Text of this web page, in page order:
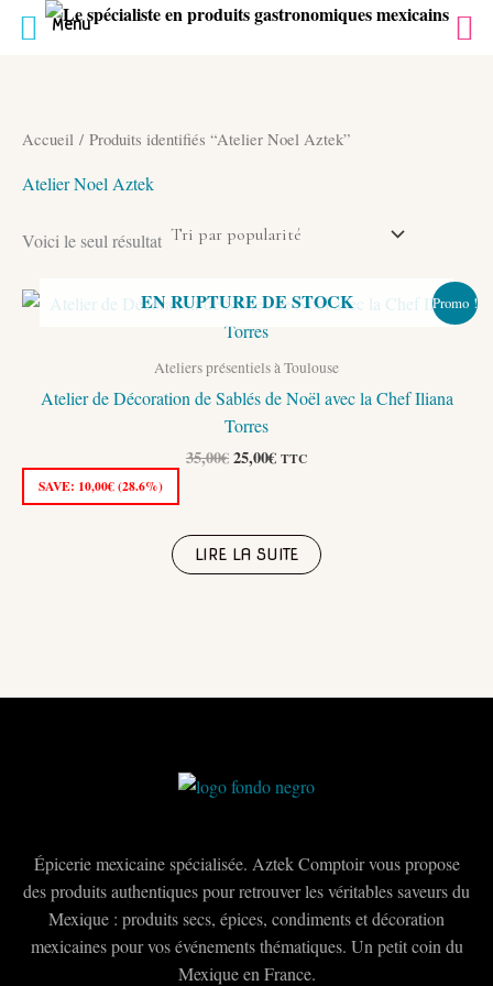
Accueil / Produits identifiés “Atelier Noel Aztek”
Atelier Noel Aztek
Voici le seul résultat
Promo !
EN RUPTURE DE STOCK
Ateliers présentiels à Toulouse
Atelier de Décoration de Sablés de Noël avec la Chef Iliana
Torres
35,00€Le
35,00€.
25,00€Le
25,00€.
TTC
SAVE: 10,00€(28.6%)
LIRE LA SUITE
Épicerie mexicaine spécialisée. Aztek Comptoir vous propose
des produits authentiques pour retrouver les véritables saveurs du
Mexique : produits secs, épices, condiments et décoration
mexicaines pour vos événements thématiques. Un petit coin du
Mexique en France.
Menu